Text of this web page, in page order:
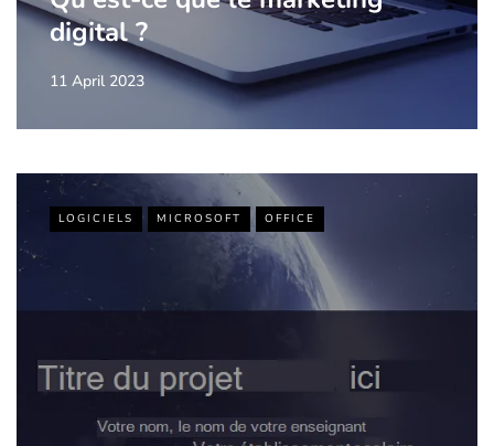
digital ?
11 April 2023
LOGICIELS MICROSOFT OFFICE